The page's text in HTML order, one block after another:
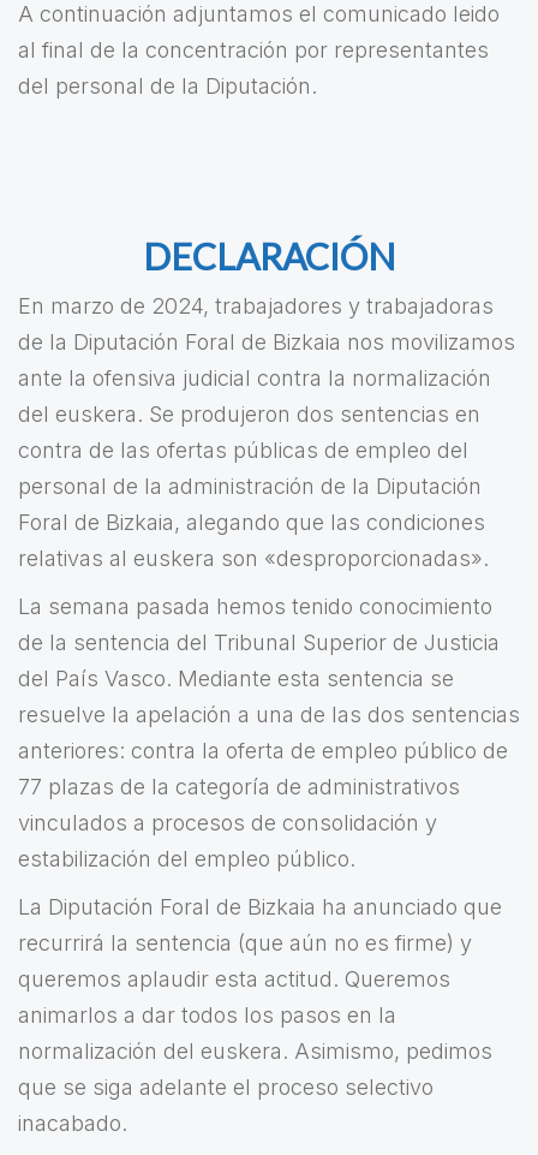
A continuación adjuntamos el comunicado leido
al final de la concentración por representantes
del personal de la Diputación.
DECLARACIÓN
En marzo de 2024, trabajadores y trabajadoras
de la Diputación Foral de Bizkaia nos movilizamos
ante la ofensiva judicial contra la normalización
del euskera. Se produjeron dos sentencias en
contra de las ofertas públicas de empleo del
personal de la administración de la Diputación
Foral de Bizkaia, alegando que las condiciones
relativas al euskera son «desproporcionadas».
La semana pasada hemos tenido conocimiento
de la sentencia del Tribunal Superior de Justicia
del País Vasco. Mediante esta sentencia se
resuelve la apelación a una de las dos sentencias
anteriores: contra la oferta de empleo público de
77 plazas de la categoría de administrativos
vinculados a procesos de consolidación y
estabilización del empleo público.
La Diputación Foral de Bizkaia ha anunciado que
recurrirá la sentencia (que aún no es firme) y
queremos aplaudir esta actitud. Queremos
animarlos a dar todos los pasos en la
normalización del euskera. Asimismo, pedimos
que se siga adelante el proceso selectivo
inacabado.